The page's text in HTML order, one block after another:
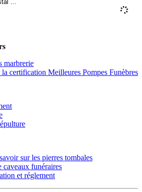
marbrerie
certification Meilleures Pompes Funèbres
sur les pierres tombales
caveaux funéraires
et réglement